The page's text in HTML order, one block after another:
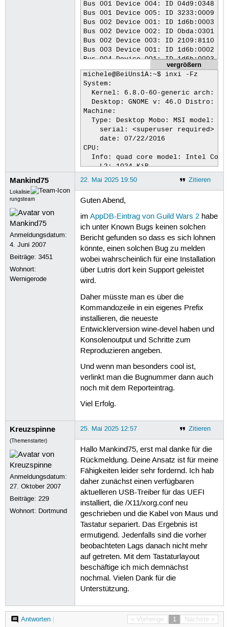
Bus 001 Device 004: ID 04d9:0348
Bus 001 Device 005: ID 3233:0009
Bus 002 Device 001: ID 1d6b:0003
Bus 002 Device 002: ID 0bda:0301
Bus 002 Device 003: ID 2109:8110
Bus 003 Device 001: ID 1d6b:0002
Bus 004 Device 001: ID 1d6b:0003
michele@BeiUns1A:~$
vergrößern
michele@BeiUns1A:~$ inxi -Fz
System:
Kernel: 6.8.0-60-generic arch:
Desktop: GNOME v: 46.0 Distro:
Machine:
Type: Desktop Mobo: MSI model:
serial: <superuser required>
    date: 07/22/2016
CPU:
Info: quad core model: Intel
    L2: 1024 KiB
Speed (MHz): avg: 1520 min/max:
Device-1: NVIDIA GP104 [GeForce
Display: x11 server: X.Org v:
loaded: nouveau unloaded:
gpu: nvidia,nvidia-nvswitch
API: EGL v: 1.5 drivers:
API: OpenGL v: 4.6.0 compat-v:
renderer: NVIDIA GeForce GTX
API: Vulkan v: 1.3.275 drivers:
Audio:
Device-2: NVIDIA GP104 High
API: ALSA v: k6.8.0-60-generic
Server-1: PipeWire v: 1.0.5
Network:
Device-1: Qualcomm Atheros
IF: enp3s0 state: up speed: 1000
Device-2: Realtek RTL8192CE PCIe
IF: wlp4s0 state: down mac:
Drives:
Local Storage: total: 1.48 TiB
ID-2: /dev/sdb vendor: Toshiba
ID-2: /boot/efi size: 95 MiB
    dev: /dev/sda2
ID-3: /home size: 174.85 GiB
    dev: /dev/sdd3
Swap:
    dev: /dev/sdd2
Sensors:
System Temperatures: cpu: 43.5 C
    temp: 53 C
Fan Speeds (rpm): fan-1: 0 fan-
    gpu: nvidia fan: 0%
Info:
Memory: total: 16 GiB available:
Processes: 269 Uptime: 56m Shell:
michele@BeiUns1A:~$
Mankind75
Lokalisie
rungsteam
Anmeldungsdatum:
4. Juni 2007
Beiträge:3451
Wohnort:
Wernigerode
Zitieren
22. Mai 2025 19:50
Guten Abend,
im AppDB-Eintrag von Guild Wars 2habe
ich unter Known Bugs keinen solchen
Bericht gefunden so dass es sich lohnen
könnte, einen solchen Bug zu melden
wobei wahrscheinlich für eine Installation
über Lutris dort kein Support geleistet
wird.
Daher müsste man es über die
Kommandozeile in ein eigenes Prefix
installieren, die neueste
Entwicklerversion wine-devel haben und
Konsolenoutput und Schritte zum
Reproduzieren angeben.
Und wenn man besonders cool ist,
verlinkt man die Bugnummer dann auch
noch mit dem Reporteintrag.
Viel Erfolg.
Kreuzspinne
(Themenstarter)
Anmeldungsdatum:
27. Oktober 2007
Beiträge:229
Wohnort: Dortmund
Zitieren
25. Mai 2025 12:57
Hallo Mankind75, erst mal danke für die
Rückmeldung. Deine Ansatz ist für meine
Fähigkeiten leider sehr fordernd. Ich hab
daher zunächst einen verfügbaren
aktuelleren USB-Treiber für das UEFI
installiert, die /X11/xorg.conf neu
geschrieben und die Kabel von Maus und
Tastatur separiert. Das Ergebnis ist
ermutigend. Jedenfalls sind die vorher
beobachteten Lags danach nicht mehr
auf getreten. Mit dem Tastaturlayout
beschäftige ich mich demnächst
nochmal. Vielen Dank für die
Unterstützung.
« Vorherige 1 Nächste »
Antworten|